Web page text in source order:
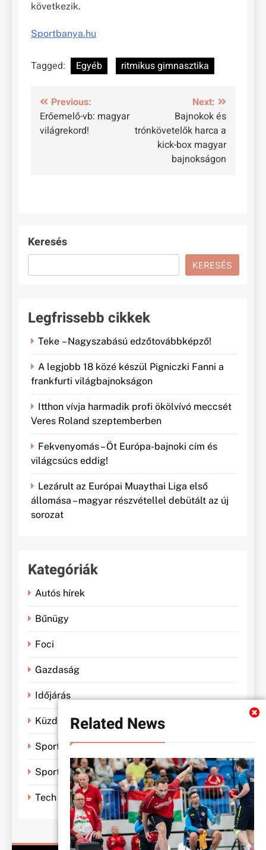
következik.
Sportbanya.hu
Tagged: Egyéb ritmikus gimnasztika
Bejegyzés
navigáció
Previous:
Erőemelő-vb: magyar
világrekord!
Next:
Bajnokok és
trónkövetelők harca a
kick-box magyar
bajnokságon
Related News
Keresés
KERESÉS
Legfrissebb cikkek
Teke – Nagyszabású edzőtovábbképző!
A legjobb 18 közé készül Pigniczki Fanni a
frankfurti világbajnokságon
Itthon vívja harmadik profi ökölvívó meccsét
Veres Roland szeptemberben
Fekvenyomás – Öt Európa-bajnoki cím és
világcsúcs eddig!
Lezárult az Európai Muaythai Liga első
állomása – magyar részvétellel debütált az új
sorozat
Kategóriák
Autós hírek
Bűnügy
Foci
Gazdaság
Időjárás
Küzdősportok
Sportbánya
Sporthírek
Tech